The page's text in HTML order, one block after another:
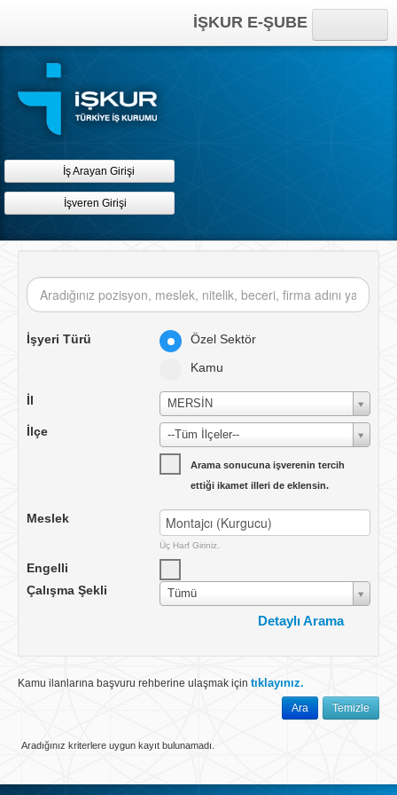
İŞKUR E-ŞUBE
Online İşlemler
İş Arayan Girişi
İşveren Girişi
İşyeri Türü
Özel Sektör
Kamu
İl MERSİN
İlçe --Tüm İlçeler--
Arama sonucuna işverenin tercih
ettiği ikamet illeri de eklensin.
Meslek
Üç Harf Giriniz.
Engelli
Çalışma Şekli
Tümü
Detaylı Arama
Ülke TÜRKİYE
İlan Tarihi Tümü
Kamu ilanlarına başvuru rehberine ulaşmak için tıklayınız.
Ara Temizle
Aradığınız kriterlere uygun kayıt bulunamadı.